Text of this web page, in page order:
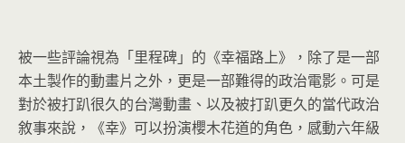
被一些評論視為「里程碑」的《幸福路上》，除了是一部
本土製作的動畫片之外，更是一部難得的政治電影。可是
對於被打趴很久的台灣動畫、以及被打趴更久的當代政治
敘事來說，《幸》可以扮演櫻木花道的角色，感動六年級